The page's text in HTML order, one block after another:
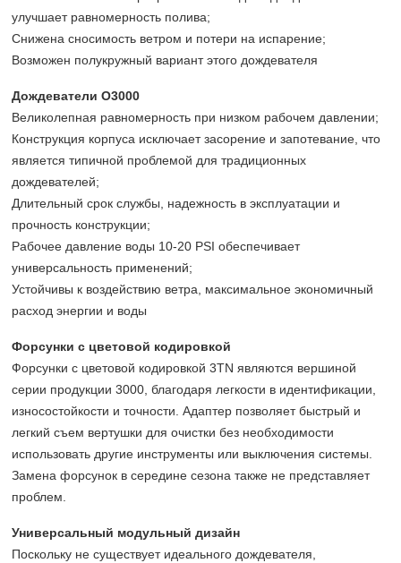
улучшает равномерность полива;
Снижена сносимость ветром и потери на испарение;
Возможен полукружный вариант этого дождевателя
Дождеватели O3000
Великолепная равномерность при низком рабочем давлении;
Конструкция корпуса исключает засорение и запотевание, что
является типичной проблемой для традиционных
дождевателей;
Длительный срок службы, надежность в эксплуатации и
прочность конструкции;
Рабочее давление воды 10-20 PSI обеспечивает
универсальность применений;
Устойчивы к воздействию ветра, максимальное экономичный
расход энергии и воды
Форсунки с цветовой кодировкой
Форсунки с цветовой кодировкой 3TN являются вершиной
серии продукции 3000, благодаря легкости в идентификации,
износостойкости и точности. Адаптер позволяет быстрый и
легкий съем вертушки для очистки без необходимости
использовать другие инструменты или выключения системы.
Замена форсунок в середине сезона также не представляет
проблем.
Универсальный модульный дизайн
Поскольку не существует идеального дождевателя,